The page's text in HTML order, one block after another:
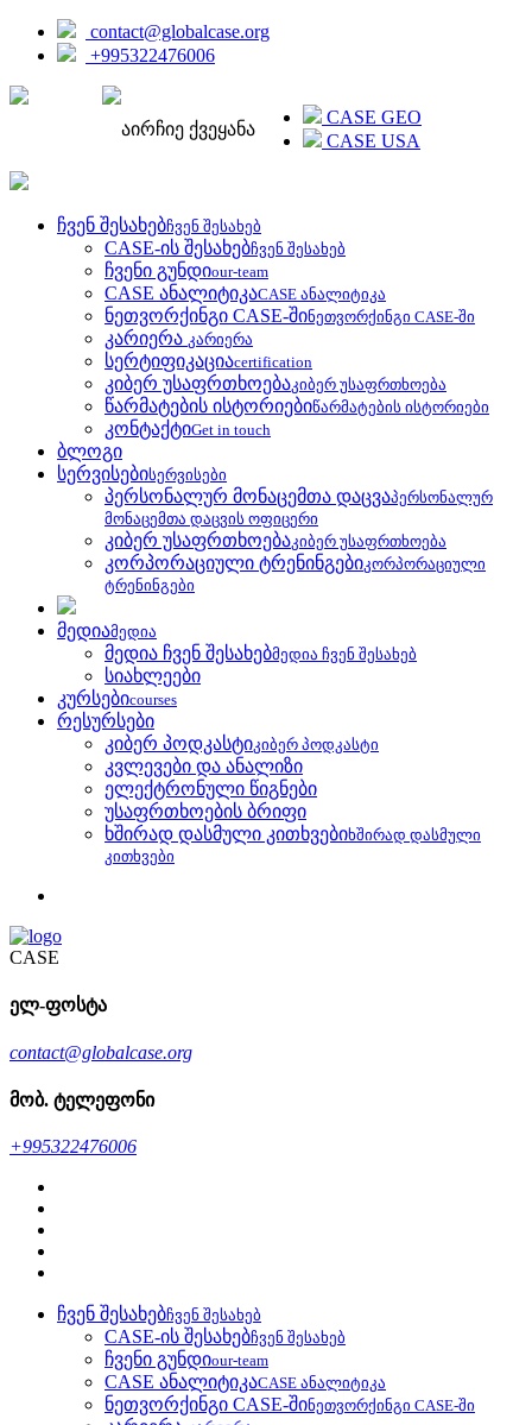
contact@globalcase.org
+995322476006
აირჩიე ქვეყანა
CASE GEO
CASE USA
ჩვენ შესახებჩვენ შესახებ
CASE-ის შესახებჩვენ შესახებ
ჩვენი გუნდიour-team
CASE ანალიტიკაCASE ანალიტიკა
ნეთვორქინგი CASE-შინეთვორქინგი CASE-ში
კარიერა კარიერა
სერტიფიკაციაcertification
კიბერ უსაფრთხოებაკიბერ უსაფრთხოება
წარმატების ისტორიებიწარმატების ისტორიები
კონტაქტიGet in touch
ბლოგი
სერვისებისერვისები
პერსონალურ მონაცემთა დაცვაპერსონალურ
მონაცემთა დაცვის ოფიცერი
კიბერ უსაფრთხოებაკიბერ უსაფრთხოება
კორპორაციული ტრენინგებიკორპორაციული
ტრენინგები
მედიამედია
მედია ჩვენ შესახებმედია ჩვენ შესახებ
სიახლეები
კურსებიcourses
რესურსები
კიბერ პოდკასტიკიბერ პოდკასტი
კვლევები და ანალიზი
ელექტრონული წიგნები
უსაფრთხოების ბრიფი
ხშირად დასმული კითხვებიხშირად დასმული
კითხვები
CASE
ელ-ფოსტა
contact@globalcase.org
მობ. ტელეფონი
+995322476006
ჩვენ შესახებჩვენ შესახებ
CASE-ის შესახებჩვენ შესახებ
ჩვენი გუნდიour-team
CASE ანალიტიკაCASE ანალიტიკა
ნეთვორქინგი CASE-შინეთვორქინგი CASE-ში